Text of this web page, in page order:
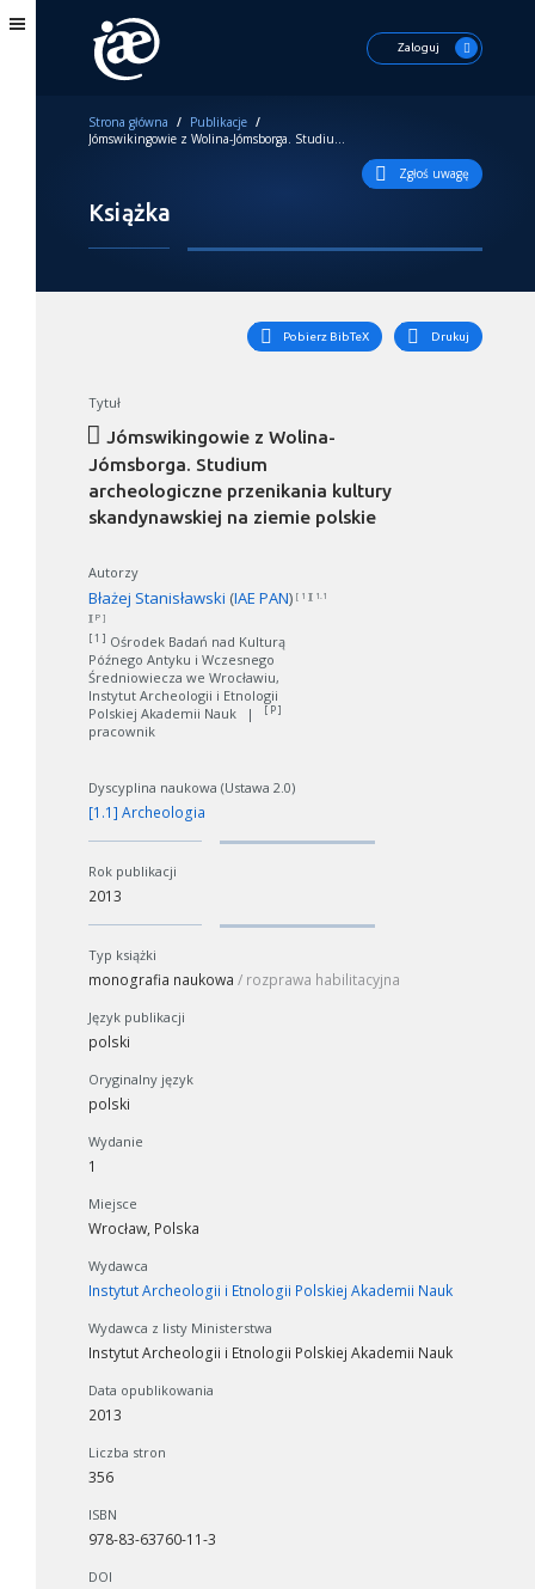
Zaloguj
Strona główna / Publikacje /
Jómswikingowie z Wolina-Jómsborga. Studium archeologiczne przenikania kultury skandynawskiej na ziemie polskie
Zgłoś uwagę
Książka
Pobierz BibTeX Drukuj
Tytuł
Jómswikingowie z Wolina-
Jómsborga. Studium
archeologiczne przenikania kultury
skandynawskiej na ziemie polskie
Autorzy
Błażej Stanisławski (IAE PAN) [ 1 ][ 1.1
][ P ]
[ 1 ] Ośrodek Badań nad Kulturą
Późnego Antyku i Wczesnego
Średniowiecza we Wrocławiu,
Instytut Archeologii i Etnologii
Polskiej Akademii Nauk
| [ P ]
pracownik
Dyscyplina naukowa (Ustawa 2.0)
[1.1] Archeologia
Rok publikacji
2013
Typ książki
monografia naukowa / rozprawa habilitacyjna
Język publikacji
polski
Oryginalny język
polski
Wydanie
1
Miejsce
Wrocław, Polska
Wydawca
Instytut Archeologii i Etnologii Polskiej Akademii Nauk
Wydawca z listy Ministerstwa
Instytut Archeologii i Etnologii Polskiej Akademii Nauk
Data opublikowania
2013
Liczba stron
356
ISBN
978-83-63760-11-3
DOI